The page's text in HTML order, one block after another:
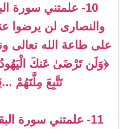
10- علمتني سورة
والنصارى لن يرضوا
على طاعة الله تعالى
﴿وَلَن تَرْضَىٰ عَنكَ
تَتَّبِعَ مِلَّتَهُمْ ...﴾
11- علمتني سورة